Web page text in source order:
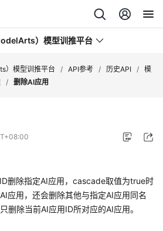
）模型训推平台
）模型训推平台 / API参考 / 历史API / 模
/ 删除AI应用
删除指定AI应用，cascade取值为true时
应用，还会删除其他与指定AI应用同名
删除当前AI应用ID所对应的AI应用。